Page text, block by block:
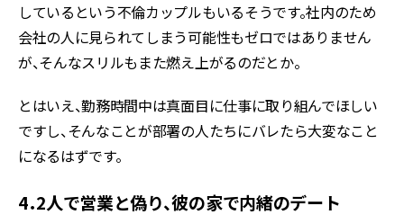
しているという不倫カップルもいるそうです。社内のため
会社の人に見られてしまう可能性もゼロではありません
が、そんなスリルもまた燃え上がるのだとか。
とはいえ、勤務時間中は真面目に仕事に取り組んでほしい
ですし、そんなことが部署の人たちにバレたら大変なこと
になるはずです。
4．2人で営業と偽り、彼の家で内緒のデート